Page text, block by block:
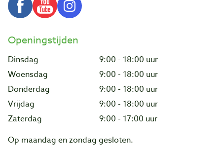
Openingstijden
Dinsdag
9:00 - 18:00 uur
Woensdag
9:00 - 18:00 uur
Donderdag
9:00 - 18:00 uur
Vrijdag
9:00 - 18:00 uur
Zaterdag
9:00 - 17:00 uur
Op maandag en zondag gesloten.